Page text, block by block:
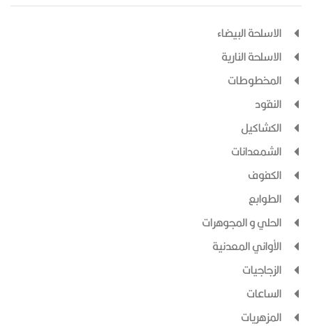
الاسلحة البيضاء
الاسلحة النارية
المخطوطات
النقود
الكشاكيل
الشمعدانات
الكفوف
الطوابع
الحلي و المجوهرات
الأواني المعدنية
الزجاجيات
الساعات
المزهريات